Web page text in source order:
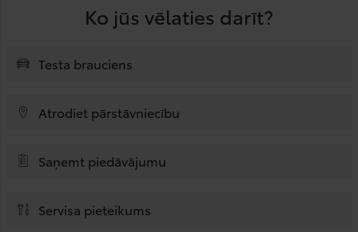
Ko jūs vēlaties darīt?
Testa brauciens
Atrodiet pārstāvniecību
Saņemt piedāvājumu
Servisa pieteikums